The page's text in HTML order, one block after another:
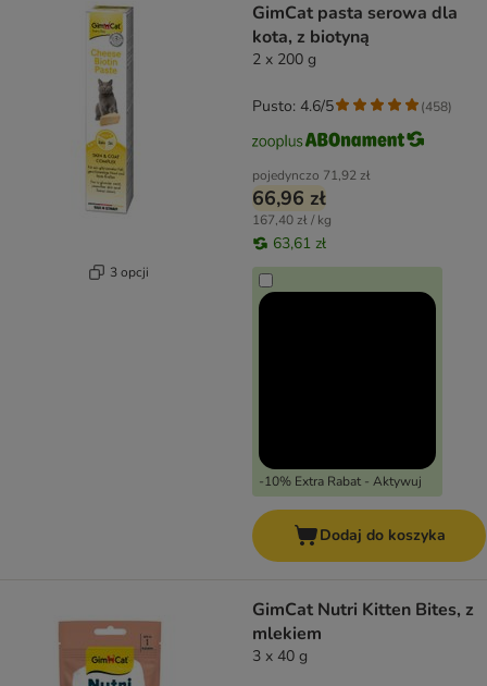
3 opcji
GimCat pasta serowa dla
kota, z biotyną
2 x 200 g
pojedynczo 71,92 zł
66,96 zł
167,40 zł / kg
63,61 zł
-10% Extra Rabat - Aktywuj
Pusto: 4.6/5 (458)
Dodaj do koszyka
GimCat Nutri Kitten Bites, z
mlekiem
3 x 40 g